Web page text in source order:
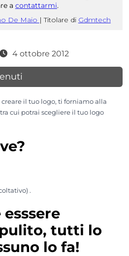
a contattarmi.
De Maio | Titolare di Gdmtech
4 ottobre 2012
il tuo logo, ti forniamo alla
cui potrai scegliere il tuo logo
.
tutti lo
lo fa!